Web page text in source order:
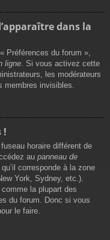
dans la
Préférences du forum »,
ligne. Si vous activez cette
les modérateurs
membres invisibles.
!
horaire différent de
au panneau de
corresponde à la zone
York, Sydney, etc.).
la plupart des
du forum. Donc si vous
le faire.